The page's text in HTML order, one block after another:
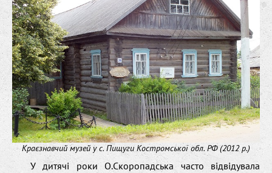
Краєзнавчий музей у с. Пищуги Костромської обл. РФ (2012 р.)
У дитячі роки О.Скоропадська часто відвідувала